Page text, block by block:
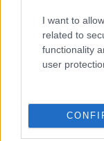
I want to
related to
functionality
user
A
vigili
Le